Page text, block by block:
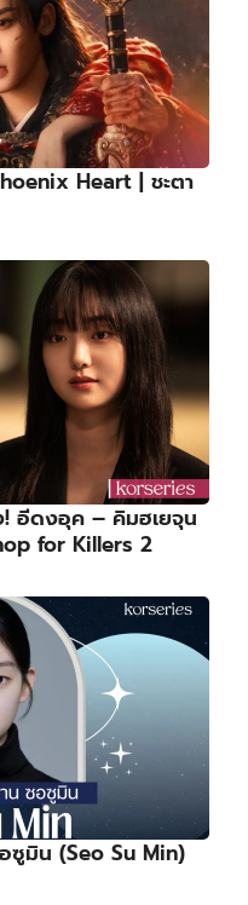
Heart | ชะตา
! อีดงอุค – คิมฮเยจุน
for Killers 2
มิน (Seo Su Min)